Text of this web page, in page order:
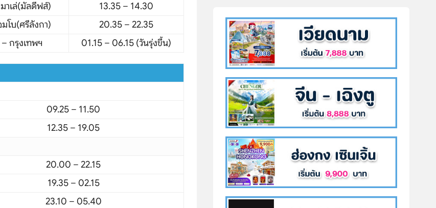
าเล่(มัลดีฟส์)
13.35 – 14.30
โบ(ศรีลังกา)
20.35 – 22.35
กรุงเทพฯ 01.15 – 06.15 (วันรุ่งขึ้น)
09.25 – 11.50
12.35 – 19.05
20.00 – 22.15
19.35 – 02.15
23.10 – 05.40